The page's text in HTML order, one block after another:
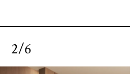
2/6